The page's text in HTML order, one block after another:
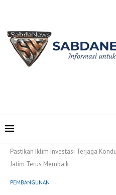
Pastikan Iklim Investasi Terjaga
Jatim Terus Membaik
PEMBANGUNAN